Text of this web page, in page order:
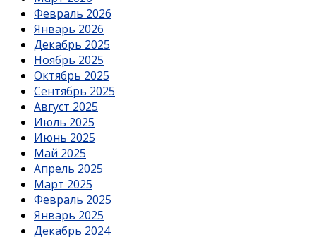
Февраль 2026
Январь 2026
Декабрь 2025
Ноябрь 2025
Октябрь 2025
Сентябрь 2025
Август 2025
Июль 2025
Июнь 2025
Май 2025
Апрель 2025
Март 2025
Февраль 2025
Январь 2025
Декабрь 2024